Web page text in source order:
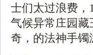
士们太过浪费，
气候异常庄园
奇，的法神手